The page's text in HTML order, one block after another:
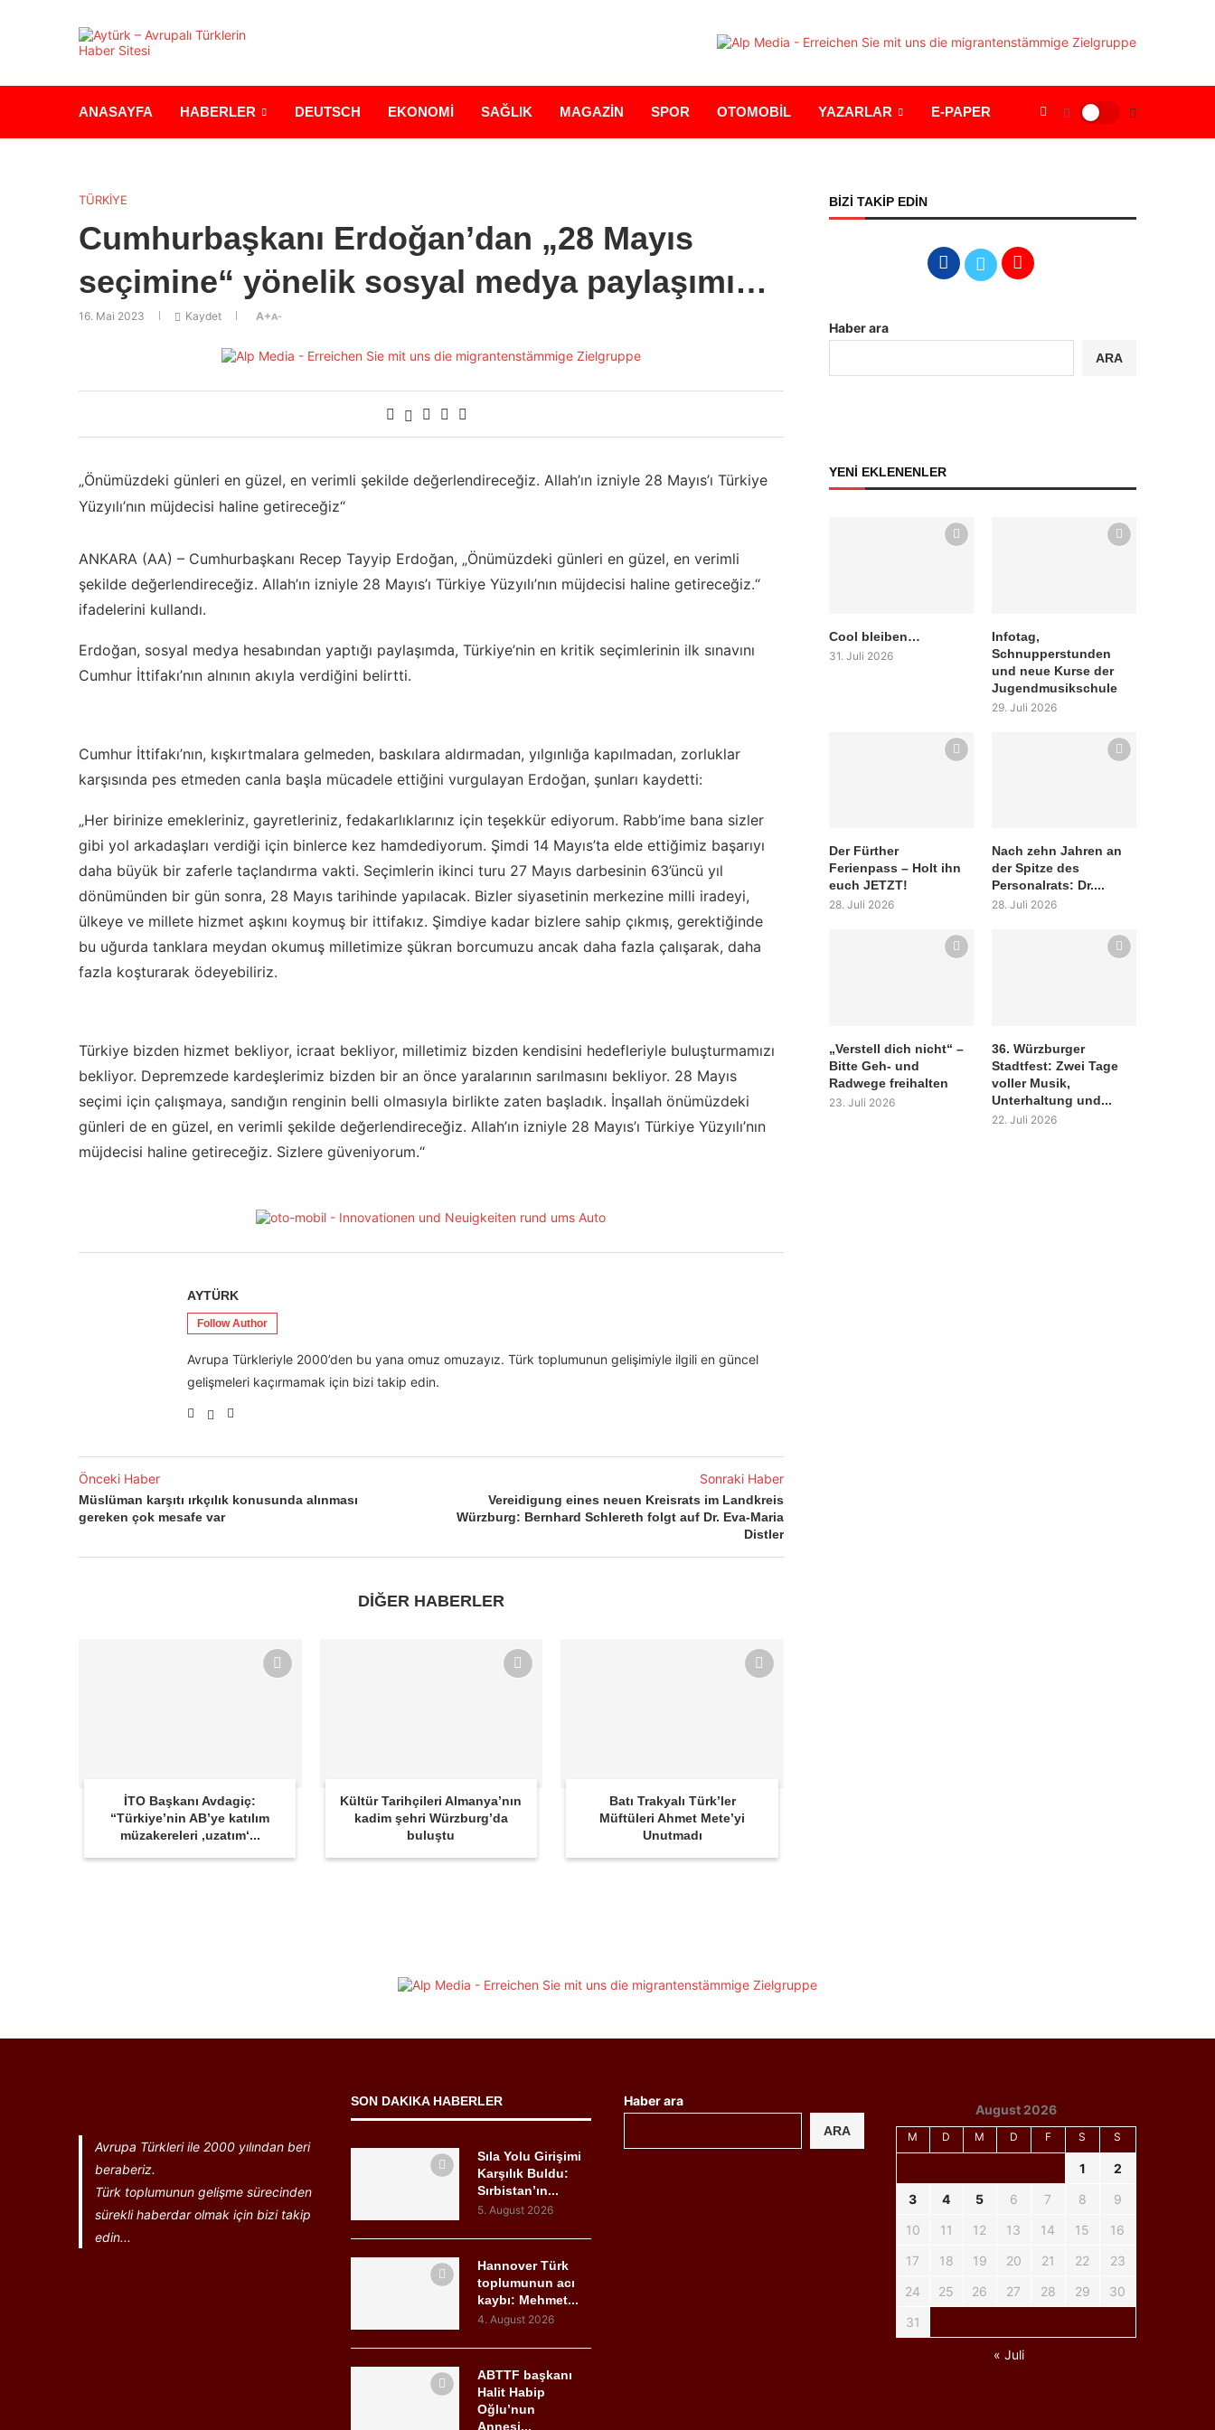
ANASAYFA HABERLER DEUTSCH EKONOMİ SAĞLIK MAGAZİN SPOR OTOMOBİL YAZARLAR E-PAPER
TÜRKİYE
Cumhurbaşkanı Erdoğan’dan „28 Mayıs
seçimine“ yönelik sosyal medya paylaşımı…
16. Mai 2023 Kaydet A+A-
„Önümüzdeki günleri en güzel, en verimli şekilde değerlendireceğiz. Allah’ın izniyle 28 Mayıs’ı Türkiye
Yüzyılı’nın müjdecisi haline getireceğiz“
ANKARA (AA) – Cumhurbaşkanı Recep Tayyip Erdoğan, „Önümüzdeki günleri en güzel, en verimli
şekilde değerlendireceğiz. Allah’ın izniyle 28 Mayıs’ı Türkiye Yüzyılı’nın müjdecisi haline getireceğiz.“
ifadelerini kullandı.
Erdoğan, sosyal medya hesabından yaptığı paylaşımda, Türkiye’nin en kritik seçimlerinin ilk sınavını
Cumhur İttifakı’nın alnının akıyla verdiğini belirtti.
Cumhur İttifakı’nın, kışkırtmalara gelmeden, baskılara aldırmadan, yılgınlığa kapılmadan, zorluklar
karşısında pes etmeden canla başla mücadele ettiğini vurgulayan Erdoğan, şunları kaydetti:
„Her birinize emekleriniz, gayretleriniz, fedakarlıklarınız için teşekkür ediyorum. Rabb’ime bana sizler
gibi yol arkadaşları verdiği için binlerce kez hamdediyorum. Şimdi 14 Mayıs’ta elde ettiğimiz başarıyı
daha büyük bir zaferle taçlandırma vakti. Seçimlerin ikinci turu 27 Mayıs darbesinin 63’üncü yıl
dönümünden bir gün sonra, 28 Mayıs tarihinde yapılacak. Bizler siyasetinin merkezine milli iradeyi,
ülkeye ve millete hizmet aşkını koymuş bir ittifakız. Şimdiye kadar bizlere sahip çıkmış, gerektiğinde
bu uğurda tanklara meydan okumuş milletimize şükran borcumuzu ancak daha fazla çalışarak, daha
fazla koşturarak ödeyebiliriz.
Türkiye bizden hizmet bekliyor, icraat bekliyor, milletimiz bizden kendisini hedefleriyle buluşturmamızı
bekliyor. Depremzede kardeşlerimiz bizden bir an önce yaralarının sarılmasını bekliyor. 28 Mayıs
seçimi için çalışmaya, sandığın renginin belli olmasıyla birlikte zaten başladık. İnşallah önümüzdeki
günleri de en güzel, en verimli şekilde değerlendireceğiz. Allah’ın izniyle 28 Mayıs’ı Türkiye Yüzyılı’nın
müjdecisi haline getireceğiz. Sizlere güveniyorum.“
AYTÜRK
Follow Author
Avrupa Türkleriyle 2000’den bu yana omuz omuzayız. Türk toplumunun gelişimiyle ilgili en güncel
gelişmeleri kaçırmamak için bizi takip edin.
Önceki Haber
Müslüman karşıtı ırkçılık konusunda alınması
gereken çok mesafe var
Sonraki Haber
Vereidigung eines neuen Kreisrats im Landkreis
Würzburg: Bernhard Schlereth folgt auf Dr. Eva-Maria
Distler
DİĞER HABERLER
İTO Başkanı Avdagiç:
“Türkiye’nin AB’ye katılım
müzakereleri ‚uzatım‘...
Kültür Tarihçileri Almanya’nın
kadim şehri Würzburg’da
buluştu
Batı Trakyalı Türk’ler
Müftüleri Ahmet Mete’yi
Unutmadı
BİZİ TAKİP EDİN
Haber ara
ARA
YENİ EKLENENLER
Cool bleiben…
31. Juli 2026
Infotag,
Schnupperstunden
und neue Kurse der
Jugendmusikschule
29. Juli 2026
Der Fürther
Ferienpass – Holt ihn
euch JETZT!
28. Juli 2026
Nach zehn Jahren an
der Spitze des
Personalrats: Dr....
28. Juli 2026
„Verstell dich nicht“ –
Bitte Geh- und
Radwege freihalten
23. Juli 2026
36. Würzburger
Stadtfest: Zwei Tage
voller Musik,
Unterhaltung und...
22. Juli 2026
Avrupa Türkleri ile 2000 yılından beri
beraberiz.
Türk toplumunun gelişme sürecinden
sürekli haberdar olmak için bizi takip
edin...
SON DAKIKA HABERLER
Sıla Yolu Girişimi
Karşılık Buldu:
Sırbistan’ın...
5. August 2026
Hannover Türk
toplumunun acı
kaybı: Mehmet...
4. August 2026
ABTTF başkanı
Halit Habip
Oğlu’nun
Annesi...
Haber ara
ARA
August 2026
M D M D F S S
1
2
3
4 5 6 7 8
9
10
11 12 13 14 15
16
17
18 19 20 21 22
23
24
25 26 27 28 29
30
31
« Juli